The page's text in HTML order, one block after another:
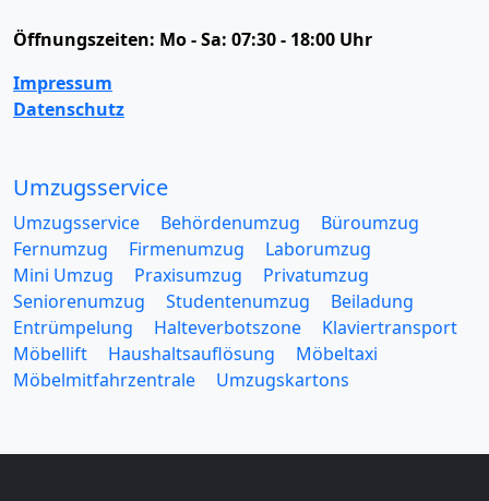
Öffnungszeiten: Mo - Sa: 07:30 - 18:00 Uhr
Impressum
Datenschutz
Umzugsservice
Umzugsservice Behördenumzug
Büroumzug
Fernumzug
Firmenumzug
Laborumzug
Mini Umzug
Praxisumzug
Privatumzug
Seniorenumzug
Studentenumzug
Beiladung
Entrümpelung
Halteverbotszone
Klaviertransport
Möbellift
Haushaltsauflösung
Möbeltaxi
Möbelmitfahrzentrale
Umzugskartons